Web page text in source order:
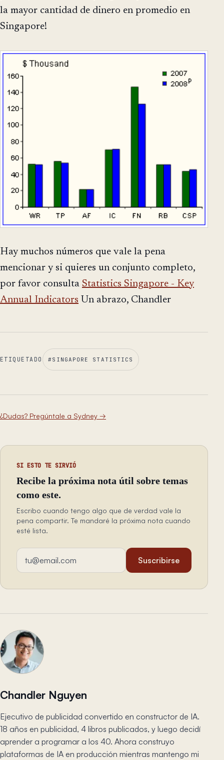
la mayor cantidad de dinero en promedio en
Singapore!
Hay muchos números que vale la pena
mencionar y si quieres un conjunto completo,
por favor consulta Statistics Singapore - Key
Annual Indicators Un abrazo, Chandler
ETIQUETADO #SINGAPORE STATISTICS
¿Dudas? Pregúntale a Sydney →
SI ESTO TE SIRVIÓ
Recibe la próxima nota útil sobre temas
como este.
Escribo cuando tengo algo que de verdad vale la
pena compartir. Te mandaré la próxima nota cuando
esté lista.
Dirección de email
Suscribirse
Chandler Nguyen
Ejecutivo de publicidad convertido en constructor de IA.
18 años en publicidad, 4 libros publicados, y luego decidí
aprender a programar a los 40. Ahora construyo
plataformas de IA en producción mientras mantengo mi